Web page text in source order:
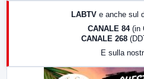
LABTV e anche sul
CANALE 84 (in
CANALE 268
E sulla